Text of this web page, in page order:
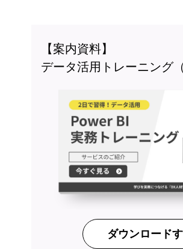
【案内資料】
データ活用トレーニング
ダウンロード